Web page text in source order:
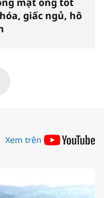
giấc ngủ, hô
Xem trên